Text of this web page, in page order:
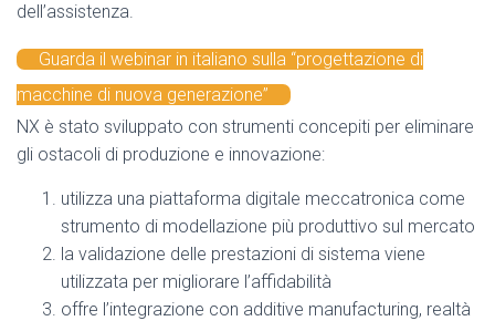
dell’assistenza.
Guarda il webinar in italiano sulla “progettazione di
macchine di nuova generazione”
NX è stato sviluppato con strumenti concepiti per eliminare
gli ostacoli di produzione e innovazione:
utilizza una piattaforma digitale meccatronica come
strumento di modellazione più produttivo sul mercato
la validazione delle prestazioni di sistema viene
utilizzata per migliorare l’affidabilità
offre l’integrazione con additive manufacturing, realtà